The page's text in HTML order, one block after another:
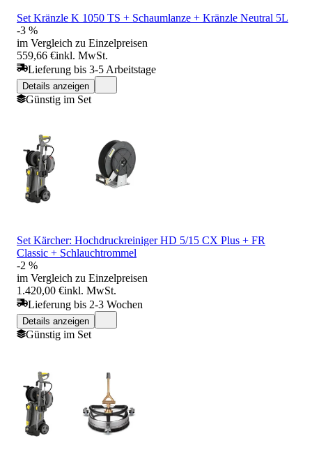
Set Kränzle K 1050 TS + Schaumlanze + Kränzle Neutral 5L
-3 %
im Vergleich zu Einzelpreisen
559,66 €inkl. MwSt.
Lieferung bis 3-5 Arbeitstage
Details anzeigen
Günstig im Set
Set Kärcher: Hochdruckreiniger HD 5/15 CX Plus + FR
Classic + Schlauchtrommel
-2 %
im Vergleich zu Einzelpreisen
1.420,00 €inkl. MwSt.
Lieferung bis 2-3 Wochen
Details anzeigen
Günstig im Set